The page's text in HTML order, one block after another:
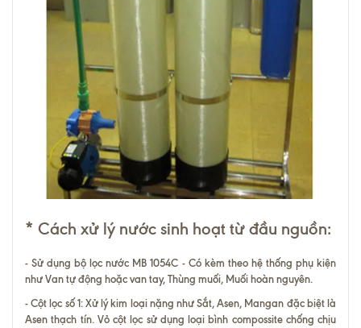
* Cách xử lý nước sinh hoạt từ đầu nguồn:
- Sử dụng bộ lọc nước MB 1054C - Có kèm theo hệ thống phụ kiện
như Van tự động hoặc van tay, Thùng muối, Muối hoàn nguyên.
- Cột lọc số 1: Xử lý kim loại nặng như Sắt, Asen, Mangan đặc biệt là
Asen thạch tín. Vỏ cột lọc sử dụng loại bình compossite chống chịu